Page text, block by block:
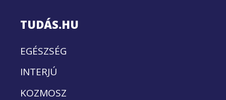
TUDÁS.HU
EGÉSZSÉG
INTERJÚ
KOZMOSZ